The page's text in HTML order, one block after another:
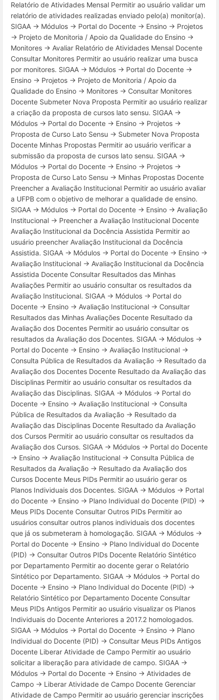
Relatório de Atividades Mensal Permitir ao usuário validar um
relatório de atividades realizadas enviado pelo(a) monitor(a).
SIGAA → Módulos → Portal do Docente → Ensino → Projetos
→ Projeto de Monitoria / Apoio da Qualidade do Ensino →
Monitores → Avaliar Relatório de Atividades Mensal Docente
Consultar Monitores Permitir ao usuário realizar uma busca
por monitores. SIGAA → Módulos → Portal do Docente →
Ensino → Projetos → Projeto de Monitoria / Apoio da
Qualidade do Ensino → Monitores → Consultar Monitores
Docente Submeter Nova Proposta Permitir ao usuário realizar
a criação da proposta de cursos lato sensu. SIGAA →
Módulos → Portal do Docente → Ensino → Projetos →
Proposta de Curso Lato Sensu → Submeter Nova Proposta
Docente Minhas Propostas Permitir ao usuário verificar a
submissão da proposta de cursos lato sensu. SIGAA →
Módulos → Portal do Docente → Ensino → Projetos →
Proposta de Curso Lato Sensu → Minhas Propostas Docente
Preencher a Avaliação Institucional Permitir ao usuário avaliar
a UFPB com o objetivo de melhorar a qualidade de ensino.
SIGAA → Módulos → Portal do Docente → Ensino → Avaliação
Institucional → Preencher a Avaliação Institucional Docente
Avaliação Institucional da Docência Assistida Permitir ao
usuário preencher Avaliação Institucional da Docência
Assistida. SIGAA → Módulos → Portal do Docente → Ensino →
Avaliação Institucional → Avaliação Institucional da Docência
Assistida Docente Consultar Resultados das Minhas
Avaliações Permitir ao usuário consultar os resultados da
Avaliação Institucional. SIGAA → Módulos → Portal do
Docente → Ensino → Avaliação Institucional → Consultar
Resultados das Minhas Avaliações Docente Resultado da
Avaliação dos Docentes Permitir ao usuário consultar os
resultados da Avaliação dos Docentes. SIGAA → Módulos →
Portal do Docente → Ensino → Avaliação Institucional →
Consulta Pública de Resultados da Avaliação → Resultado da
Avaliação dos Docentes Docente Resultado da Avaliação das
Disciplinas Permitir ao usuário consultar os resultados da
Avaliação das Disciplinas. SIGAA → Módulos → Portal do
Docente → Ensino → Avaliação Institucional → Consulta
Pública de Resultados da Avaliação → Resultado da
Avaliação das Disciplinas Docente Resultado da Avaliação
dos Cursos Permitir ao usuário consultar os resultados da
Avaliação dos Cursos. SIGAA → Módulos → Portal do Docente
→ Ensino → Avaliação Institucional → Consulta Pública de
Resultados da Avaliação → Resultado da Avaliação dos
Cursos Docente Meus PIDs Permitir ao usuário gerar os
Planos Individuais dos Docentes. SIGAA → Módulos → Portal
do Docente → Ensino → Plano Individual do Docente (PID) →
Meus PIDs Docente Consultar Outros PIDs Permitir ao
usuários consultar outros planos individuais dos docentes
que já os submeteram à homologação. SIGAA → Módulos →
Portal do Docente → Ensino → Plano Individual do Docente
(PID) → Consultar Outros PIDs Docente Relatório Sintético
por Departamento Permitir ao docente gerar o Relatório
Sintético por Departamento. SIGAA → Módulos → Portal do
Docente → Ensino → Plano Individual do Docente (PID) →
Relatório Sintético por Departamento Docente Consultar
Meus PIDs Antigos Permitir ao usuário visualizar os Planos
Individuais do Docente Anteriores a 2017.2 homologados.
SIGAA → Módulos → Portal do Docente → Ensino → Plano
Individual do Docente (PID) → Consultar Meus PIDs Antigos
Docente Liberar Atividade de Campo Permitir ao usuário
solicitar a liberação para atividade de campo. SIGAA →
Módulos → Portal do Docente → Ensino → Atividades de
Campo → Liberar Atividade de Campo Docente Gerenciar
Atividade de Campo Permitir ao usuário gerenciar inscrições